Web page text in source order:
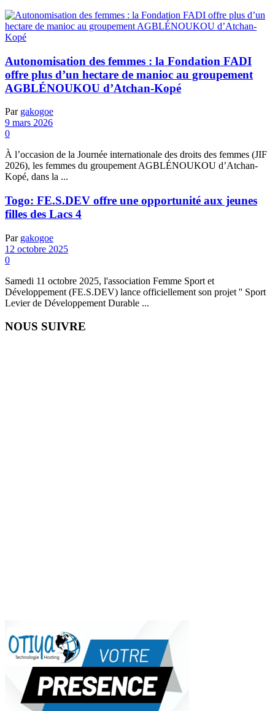
Autonomisation des femmes : la Fondation FADI
offre plus d’un hectare de manioc au groupement
AGBLÉNOUKOU d’Atchan-Kopé
Par gakogoe
9 mars 2026
0
À l’occasion de la Journée internationale des droits des femmes (JIF
2026), les femmes du groupement AGBLÉNOUKOU d’Atchan-
Kopé, dans la ...
Togo: FE.S.DEV offre une opportunité aux jeunes
filles des Lacs 4
Par gakogoe
12 octobre 2025
0
Samedi 11 octobre 2025, l'association Femme Sport et
Développement (FE.S.DEV) lance officiellement son projet '' Sport
Levier de Développement Durable ...
NOUS SUIVRE